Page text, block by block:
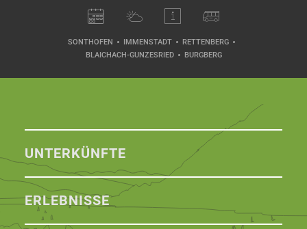
SONTHOFEN IMMENSTADT
RETTENBERG
BLAICHACH-GUNZESRIED
BURGBERG
UNTERKÜNFTE
ERLEBNISSE